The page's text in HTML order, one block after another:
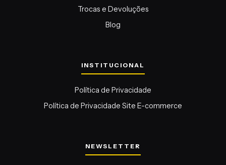
Trocas e Devoluções
Blog
Política de Privacidade
Política de Privacidade Site E-commerce
NEWSLETTER